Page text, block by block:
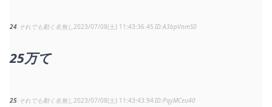
24 それでも動く名無し 2023/07/08(土) 11:43:36.45 A3bpVnmS0
25万て
25 それでも動く名無し 2023/07/08(土) 11:43:43.94 PqyMCeu40